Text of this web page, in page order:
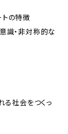
の特徴
識・非対称的な
る社会をつくっ